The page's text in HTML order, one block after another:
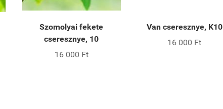
Szomolyai fekete
cseresznye, 10
16 000 Ft
Van cseresznye, K10
16 000 Ft